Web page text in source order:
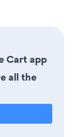
Cart app
all the